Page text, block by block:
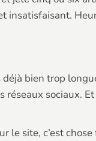
bien trop
réseaux sociaux. Et
le site, c’est